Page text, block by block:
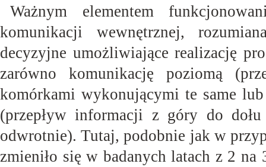
Ważnym elementem
komunikacji wewnętrznej,
decyzyjne umożliwiające realizację
zarówno komunikację poziomą
komórkami wykonującymi te same
(przepływ informacji z góry do
odwrotnie). Tutaj, podobnie jak w
zmieniło się w badanych latach z 2 na